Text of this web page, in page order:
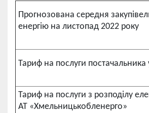
Прогнозована середня
енергію на листопад 2022 року
Тариф на послуги постачальника
Тариф на послуги з розподілу
АТ «Хмельницькобленерго»